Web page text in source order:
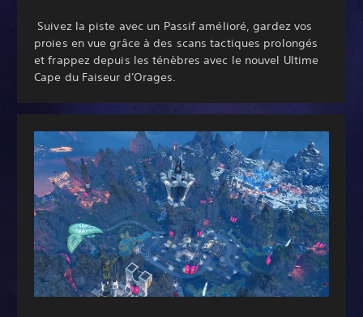
‎ Suivez la piste avec un Passif amélioré, gardez vos
proies en vue grâce à des scans tactiques prolongés
et frappez depuis les ténèbres avec le nouvel Ultime
Cape du Faiseur d'Orages.